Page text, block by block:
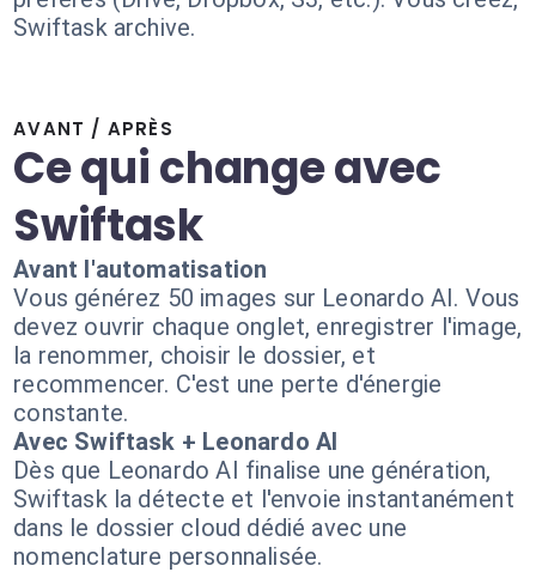
Swiftask archive.
AVANT / APRÈS
Ce qui change avec
Swiftask
Avant l'automatisation
Vous générez 50 images sur Leonardo AI. Vous
devez ouvrir chaque onglet, enregistrer l'image,
la renommer, choisir le dossier, et
recommencer. C'est une perte d'énergie
constante.
Avec Swiftask + Leonardo AI
Dès que Leonardo AI finalise une génération,
Swiftask la détecte et l'envoie instantanément
dans le dossier cloud dédié avec une
nomenclature personnalisée.